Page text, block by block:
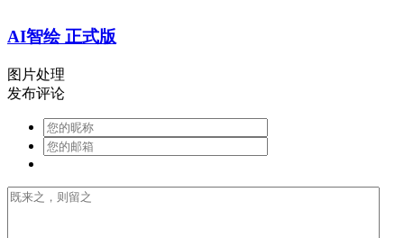
AI智绘 正式版
图片处理
发布评论